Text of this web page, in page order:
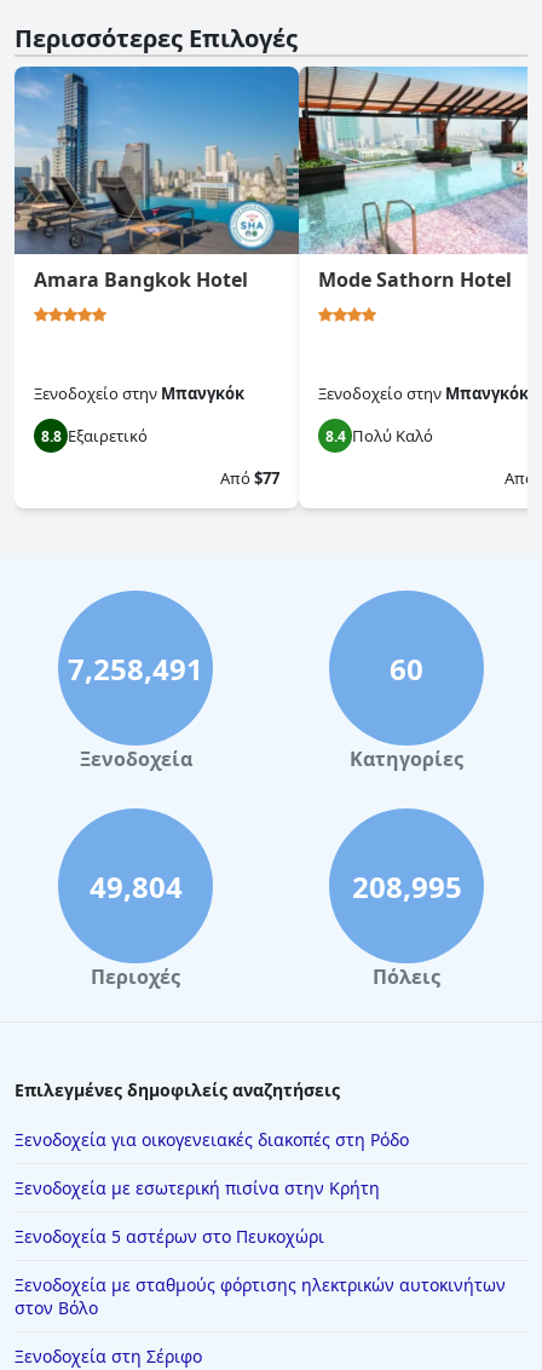
Περισσότερες Επιλογές
Amara Bangkok Hotel
Ξενοδοχείοστην Μπανγκόκ
8.8 Εξαιρετικό
Από$77
Mode Sathorn Hotel
Ξενοδοχείοστην Μπανγκόκ
8.4 Πολύ Καλό
Από
7,258,491
Ξενοδοχεία
60
Κατηγορίες
49,804
Περιοχές
208,995
Πόλεις
Επιλεγμένες δημοφιλείς αναζητήσεις
Ξενοδοχεία για οικογενειακές διακοπές στη Ρόδο
Ξενοδοχεία με εσωτερική πισίνα στην Κρήτη
Ξενοδοχεία 5 αστέρων στο Πευκοχώρι
Ξενοδοχεία με σταθμούς φόρτισης ηλεκτρικών αυτοκινήτων
στον Βόλο
Ξενοδοχεία στη Σέριφο